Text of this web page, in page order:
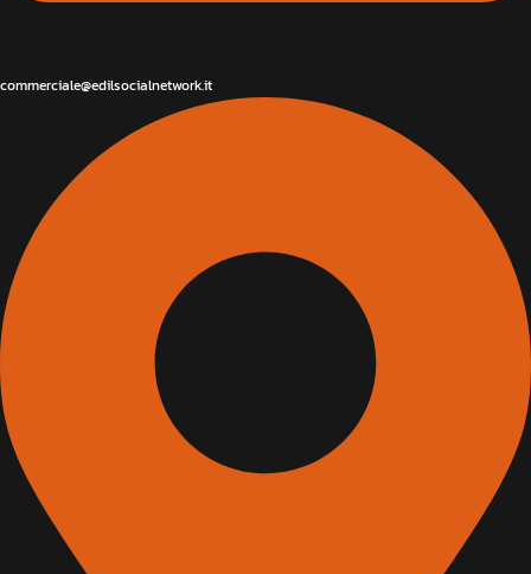
commerciale@edilsocialnetwork.it